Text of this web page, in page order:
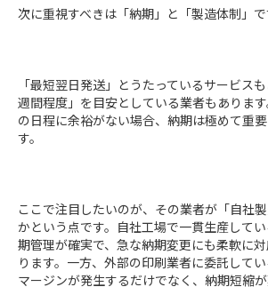
次に重視すべきは「納期」と「製造体制」で
「最短翌日発送」とうたっているサービス
週間程度」を目安としている業者もありま
の日程に余裕がない場合、納期は極めて重
す。
ここで注目したいのが、その業者が「自社
かという点です。自社工場で一貫生産して
期管理が確実で、急な納期変更にも柔軟に
ります。一方、外部の印刷業者に委託して
マージンが発生するだけでなく、納期短縮